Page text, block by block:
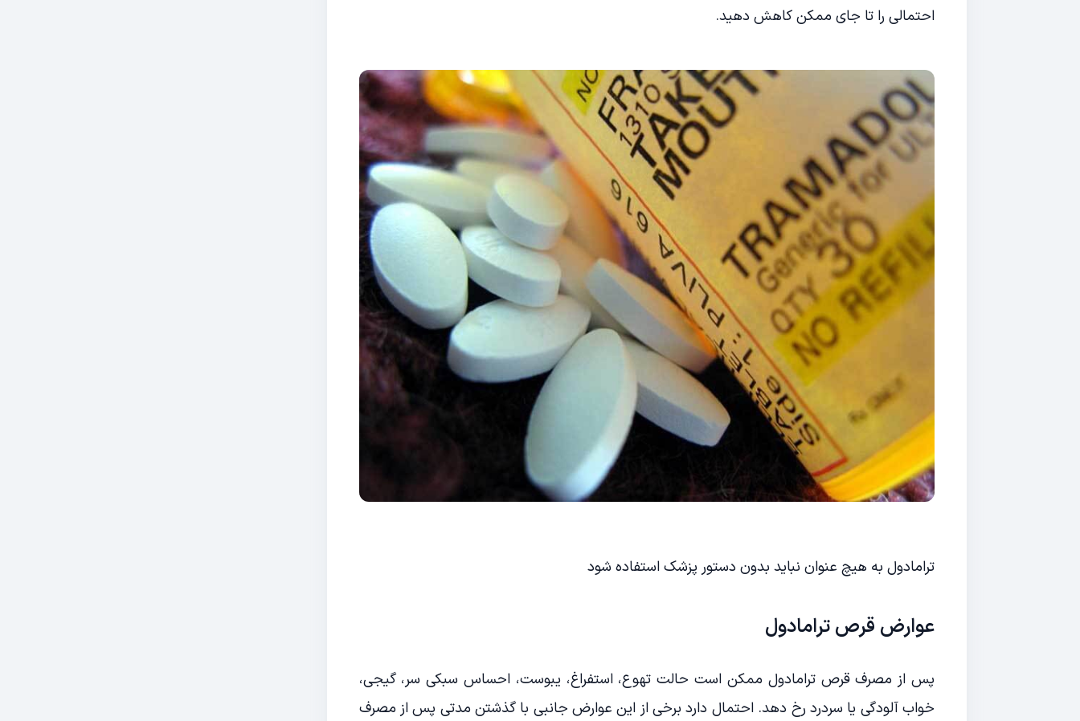
احتمالی را تا جای ممکن کاهش دهید.
ترامادول به هیچ عنوان نباید بدون دستور پزشک استفاده شود
عوارض قرص ترامادول
پس از مصرف قرص ترامادول ممکن است حالت تهوع، استفراغ، یبوست، احساس سبکی سر، گیجی،
خواب آلودگی یا سردرد رخ دهد. احتمال دارد برخی از این عوارض جانبی با گذشتن مدتی پس از مصرف